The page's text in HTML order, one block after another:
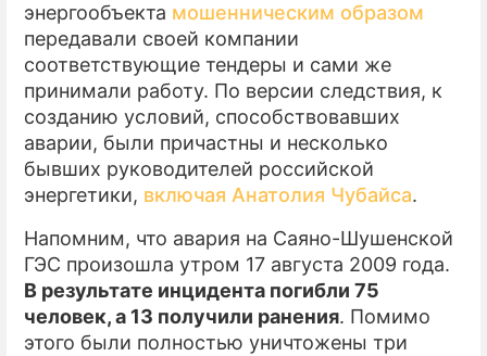
энергообъекта мошенническим образом
передавали своей компании
соответствующие тендеры и сами же
принимали работу. По версии следствия, к
созданию условий, способствовавших
аварии, были причастны и несколько
бывших руководителей российской
энергетики, включая Анатолия Чубайса.
Напомним, что авария на Саяно-Шушенской
ГЭС произошла утром 17 августа 2009 года.
В результате инцидента погибли 75
человек, а 13 получили ранения. Помимо
этого были полностью уничтожены три